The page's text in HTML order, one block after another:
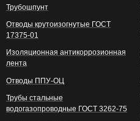
Трубошпунт
Отводы крутоизогнутые ГОСТ
17375-01
Изоляционная антикоррозионная
лента
Отводы ППУ-ОЦ
Трубы стальные
водогазопроводные ГОСТ 3262-75